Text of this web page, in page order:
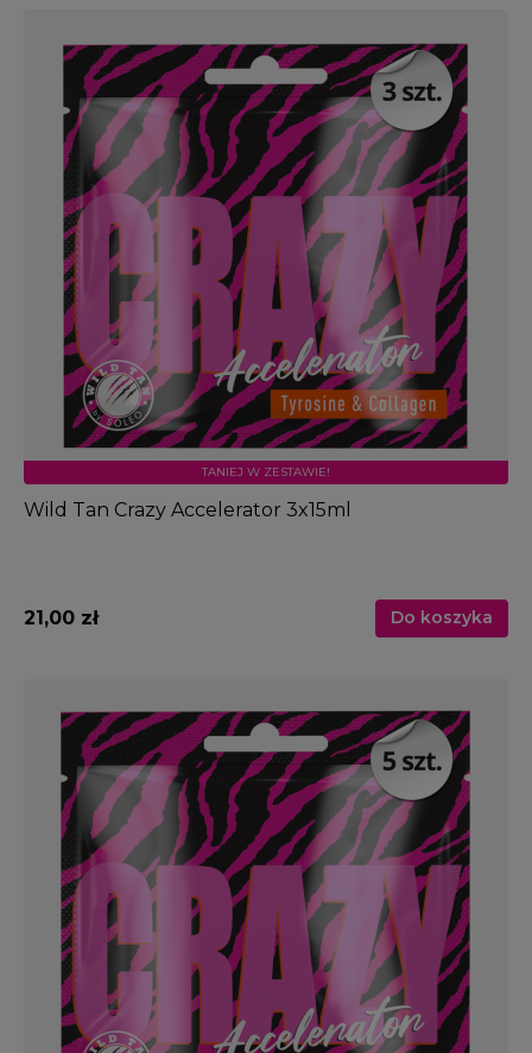
TANIEJ W ZESTAWIE!
Wild Tan Crazy Accelerator 3x15ml
21,00 zł Do koszyka